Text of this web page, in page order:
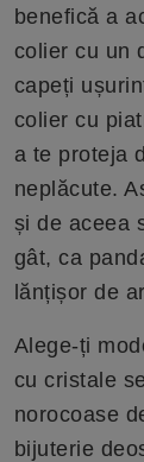
benefică a
colier cu un
capeți
colier cu
a te proteja
neplăcute.
și de aceea
gât, ca
lănțișor de
Alege-ți
cu cristale
norocoase
bijuterie